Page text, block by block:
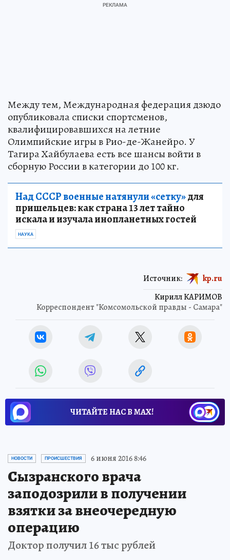
Между тем, Международная федерация дзюдо
опубликовала списки спортсменов,
квалифицировавшихся на летние
Олимпийские игры в Рио-де-Жанейро. У
Тагира Хайбулаева есть все шансы войти в
сборную России в категории до 100 кг.
Над СССР военные натянули «сетку»для
пришельцев: как страна 13 лет тайно
искала и изучала инопланетных гостей
НАУКА
Кирилл КАРИМОВ
Корреспондент "Комсомольской правды - Самара"
Источник: kp.ru
ЧИТАЙТЕ НАС В МАХ!
НОВОСТИ ПРОИСШЕСТВИЯ 6 июня 2016 8:46
Сызранского врача
заподозрили в получении
взятки за внеочередную
операцию
Доктор получил 16 тыс рублей